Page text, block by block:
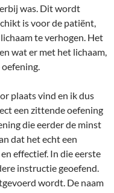
was. Dit wordt
is voor de patiënt,
te verhogen. Het
wat er met het lichaam,
plaats vind en ik dus
een zittende oefening
die eerder de minst
dat het echt een
effectief. In die eerste
instructie geoefend.
wordt. De naam